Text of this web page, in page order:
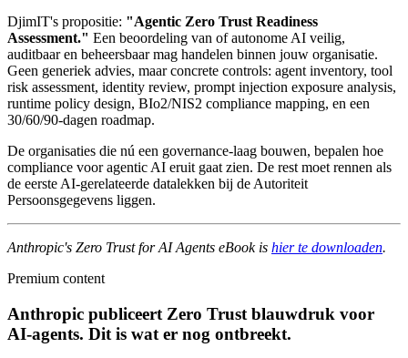
DjimIT's propositie: "Agentic Zero Trust Readiness
Assessment." Een beoordeling van of autonome AI veilig,
auditbaar en beheersbaar mag handelen binnen jouw organisatie.
Geen generiek advies, maar concrete controls: agent inventory, tool
risk assessment, identity review, prompt injection exposure analysis,
runtime policy design, BIo2/NIS2 compliance mapping, en een
30/60/90-dagen roadmap.
De organisaties die nú een governance-laag bouwen, bepalen hoe
compliance voor agentic AI eruit gaat zien. De rest moet rennen als
de eerste AI-gerelateerde datalekken bij de Autoriteit
Persoonsgegevens liggen.
Anthropic's Zero Trust for AI Agents eBook is hier te downloaden.
Premium content
Anthropic publiceert Zero Trust blauwdruk voor
AI-agents. Dit is wat er nog ontbreekt.